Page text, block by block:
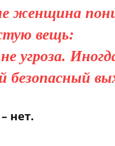
женщина
вещь:
угроза.
безопасный
нет.